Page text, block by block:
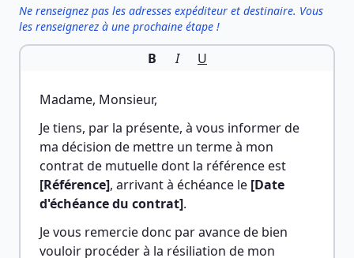
Ne renseignez pas les adresses expéditeur et destinaire. Vous
les renseignerez à une prochaine étape !
B I U
Madame, Monsieur,
Je tiens, par la présente, à vous informer de
ma décision de mettre un terme à mon
[Référence], arrivant à échéance le [Date
d'échéance du contrat].
Je vous remercie donc par avance de bien
vouloir procéder à la résiliation de mon